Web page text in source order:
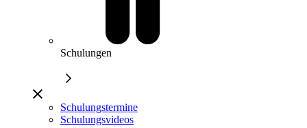
Schulungen
Schulungstermine
Schulungsvideos